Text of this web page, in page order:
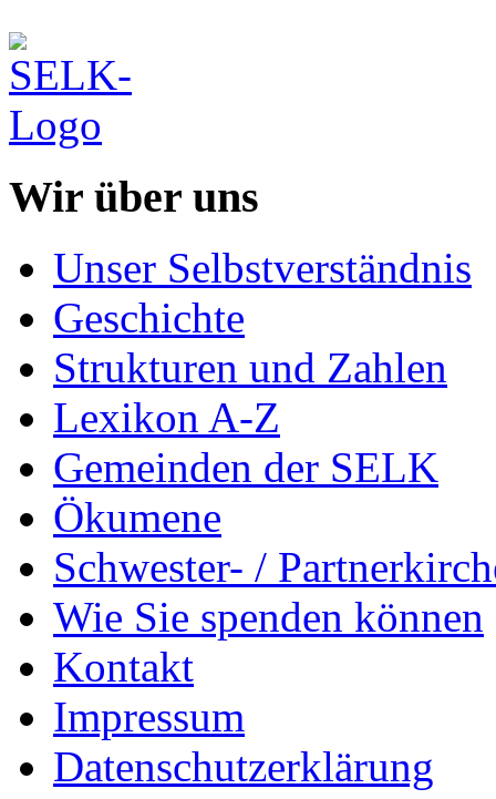
Wir über uns
Unser Selbstverständnis
Geschichte
Strukturen und Zahlen
Lexikon A-Z
Gemeinden der SELK
Ökumene
Schwester- /
Wie Sie spenden können
Kontakt
Impressum
Datenschutzerklärung